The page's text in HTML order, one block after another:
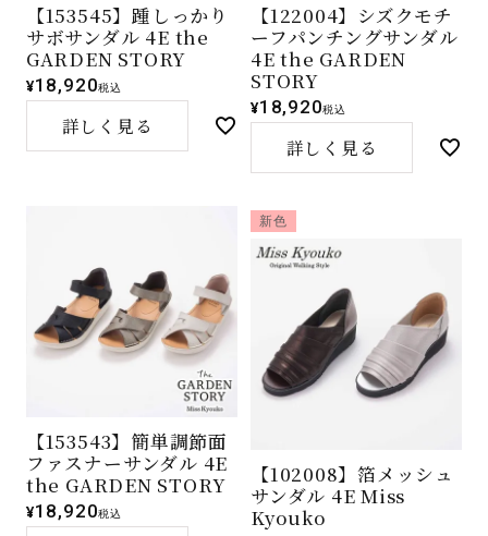
【153545】踵しっかり
サボサンダル 4E the
GARDEN STORY
¥18,920税込
詳しく見る
【122004】シズクモチ
ーフパンチングサンダル
4E the GARDEN
STORY
¥18,920税込
詳しく見る
【153543】簡単調節面
ファスナーサンダル 4E
the GARDEN STORY
¥18,920税込
新色
【102008】箔メッシュ
サンダル 4E Miss
Kyouko